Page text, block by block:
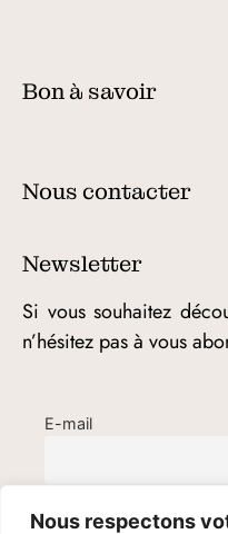
Nous respectons
Bon à savoir
Nous contacter
Newsletter
Si vous souhaitez
n’hésitez pas à vous
E-mail